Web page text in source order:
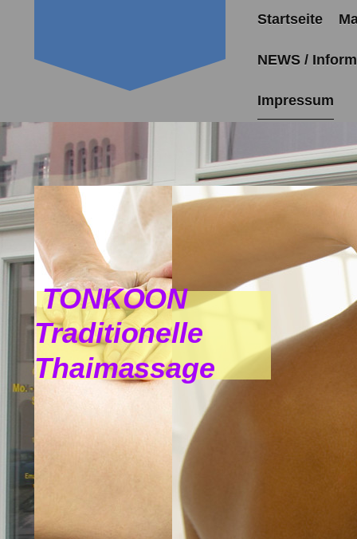
Startseite
NEWS /
Impressum
TONKOON
Traditionelle
Thaimassage